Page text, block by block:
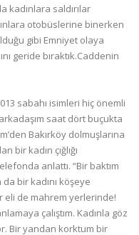
kadınlara saldırılar
otobüslerine binerken
gibi Emniyet olaya
geride bıraktık.Caddenin
sabahı isimleri hiç önemli
saat dört buçukta
Bakırköy dolmuşlarına
bir kadın çığlığı
anlattı. “Bir baktım
bir kadını köşeye
eli de mahrem yerlerinde!
çalıştım. Kadınla göz
Bir yandan korktum bir